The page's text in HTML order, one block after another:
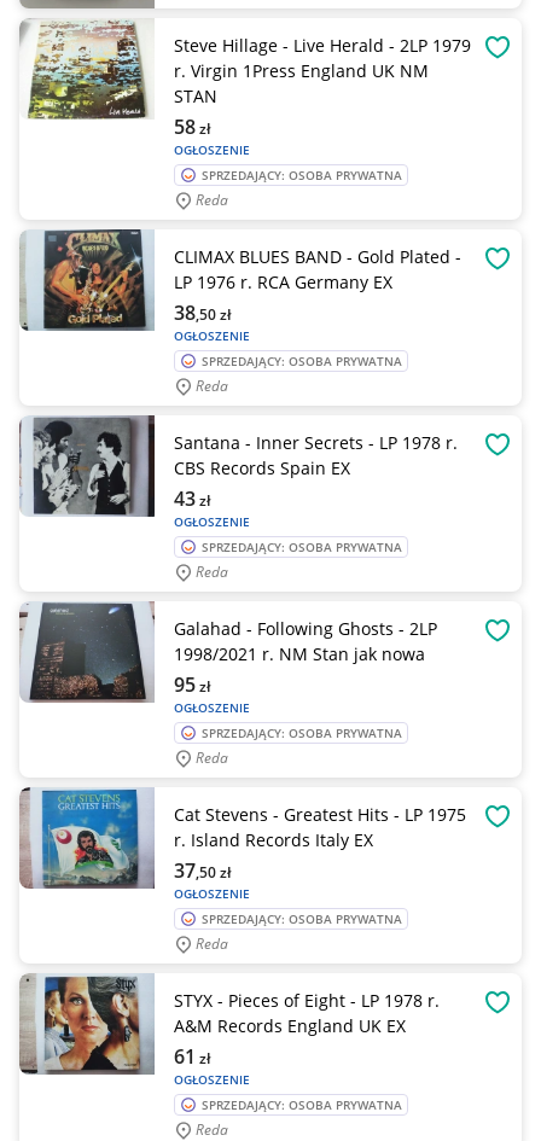
Steve Hillage - Live Herald - 2LP 1979
r. Virgin 1Press England UK NM
STAN
OGŁOSZENIE
58zł
SPRZEDAJĄCY: OSOBA PRYWATNA
Reda
CLIMAX BLUES BAND - Gold Plated -
LP 1976 r. RCA Germany EX
OGŁOSZENIE
38,50zł
SPRZEDAJĄCY: OSOBA PRYWATNA
Reda
Santana - Inner Secrets - LP 1978 r.
CBS Records Spain EX
OGŁOSZENIE
43zł
SPRZEDAJĄCY: OSOBA PRYWATNA
Reda
Galahad - Following Ghosts - 2LP
1998/2021 r. NM Stan jak nowa
OGŁOSZENIE
95zł
SPRZEDAJĄCY: OSOBA PRYWATNA
Reda
Cat Stevens - Greatest Hits - LP 1975
r. Island Records Italy EX
OGŁOSZENIE
37,50zł
SPRZEDAJĄCY: OSOBA PRYWATNA
Reda
STYX - Pieces of Eight - LP 1978 r.
A&M Records England UK EX
OGŁOSZENIE
61 zł
SPRZEDAJĄCY: OSOBA PRYWATNA
Reda